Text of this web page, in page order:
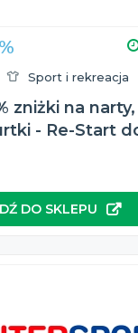
Sport i rekreacja
zniżki na
- Re-Start
DO SKLEPU